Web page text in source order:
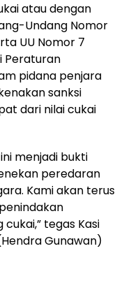
atau dengan
Undang Nomor
UU Nomor 7
Peraturan
pidana penjara
sanksi
dari nilai cukai
menjadi bukti
peredaran
Kami akan terus
tegas Kasi
Gunawan)